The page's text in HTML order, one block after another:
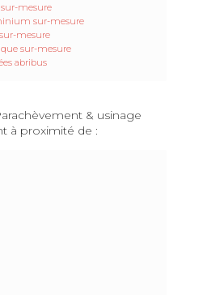
sur-mesure
sur-mesure
mesure
sur-mesure
abribus
& usinage
à proximité de :